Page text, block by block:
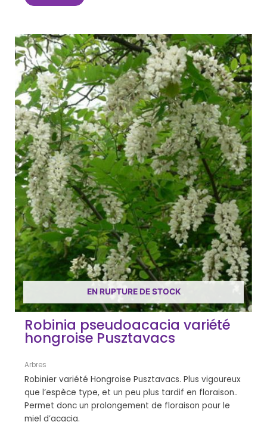
EN RUPTURE DE STOCK
Robinia pseudoacacia variété
hongroise Pusztavacs
Arbres
Robinier variété Hongroise Pusztavacs. Plus vigoureux
que l’espèce type, et un peu plus tardif en floraison..
Permet donc un prolongement de floraison pour le
miel d’acacia.